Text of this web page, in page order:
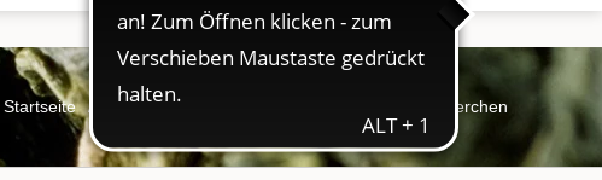
Startseite / Schlagworte Früchtetee Magenmild Himbeerchen